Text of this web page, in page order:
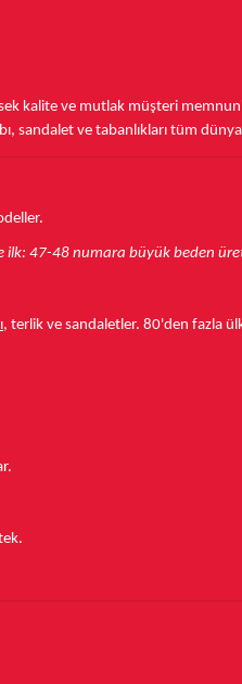
kalite ve mutlak müşteri
sandalet ve tabanlıklarıtüm
ilk: 47-48 numara büyük beden
, terlik ve sandaletler. 80'den fazla